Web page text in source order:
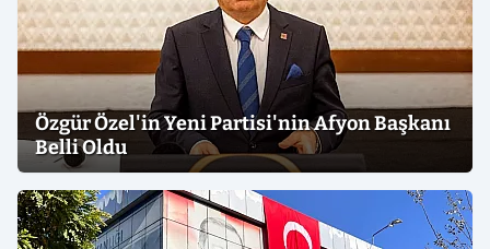
Özgür Özel'in Yeni Partisi'nin Afyon Başkanı
Belli Oldu